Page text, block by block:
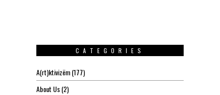
CATEGORIES
A(rt)ktivizëm(177)
About Us(2)